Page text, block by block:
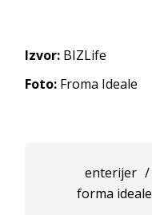
Izvor: BIZLife
Foto: Froma Ideale
enterijer /
forma ideale